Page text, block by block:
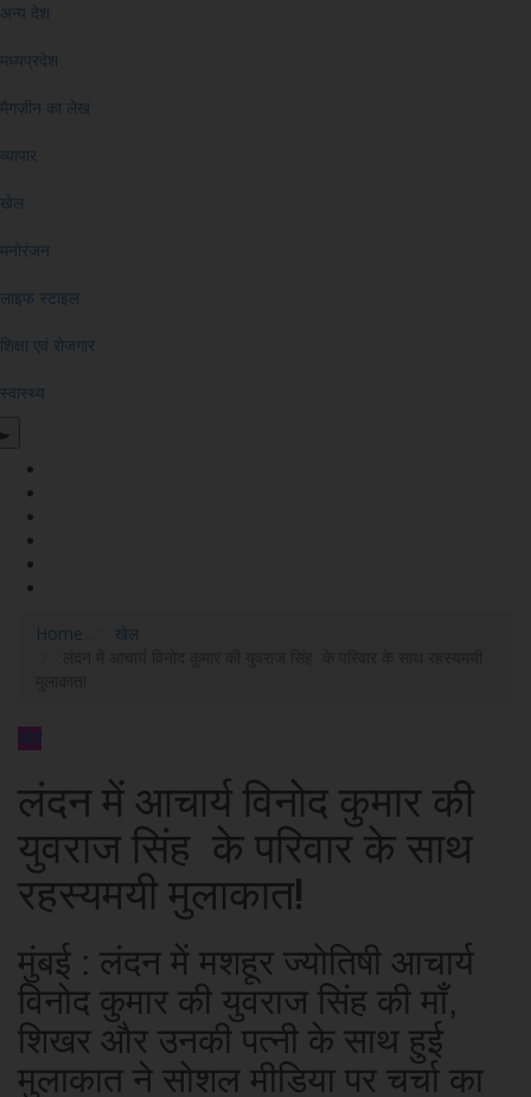
अन्य देश
मध्यप्रदेश
मैगज़ीन का लेख
व्यापार
खेल
मनोरंजन
लाइफ स्टाइल
शिक्षा एवं रोजगार
स्वास्थ्य
Home
खेल
खेल
लंदन में आचार्य विनोद कुमार की
युवराज सिंह के परिवार के साथ
रहस्यमयी मुलाकात!
मुंबई : लंदन में मशहूर ज्योतिषी आचार्य
विनोद कुमार की युवराज सिंह की माँ,
शिखर और उनकी पत्नी के साथ हुई
मुलाकात ने सोशल मीडिया पर चर्चा का